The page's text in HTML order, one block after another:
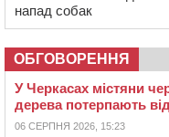
напад собак
ОБГОВОРЕННЯ
У Черкасах містяни
дерева потерпають
06 СЕРПНЯ 2026, 15:23